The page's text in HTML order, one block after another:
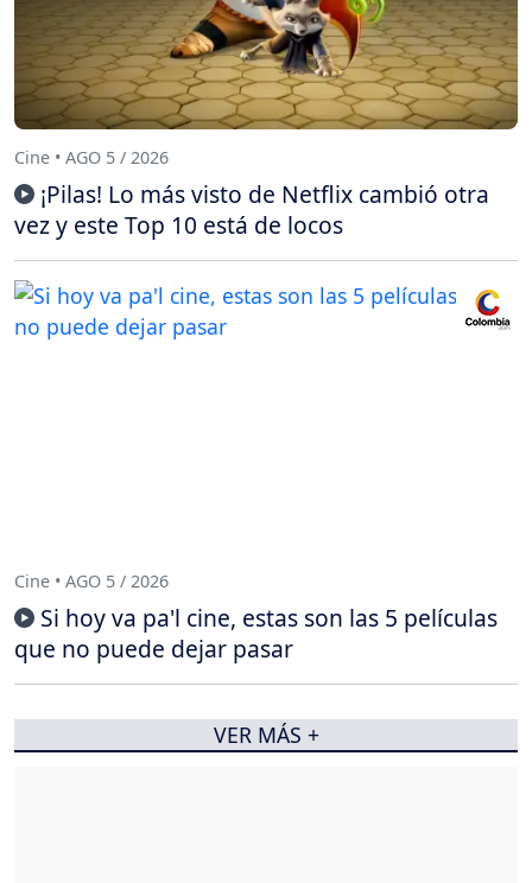
Cine • AGO 5 / 2026
¡Pilas! Lo más visto de Netflix cambió otra
vez y este Top 10 está de locos
Cine • AGO 5 / 2026
Si hoy va pa'l cine, estas son las 5 películas
que no puede dejar pasar
VER MÁS +